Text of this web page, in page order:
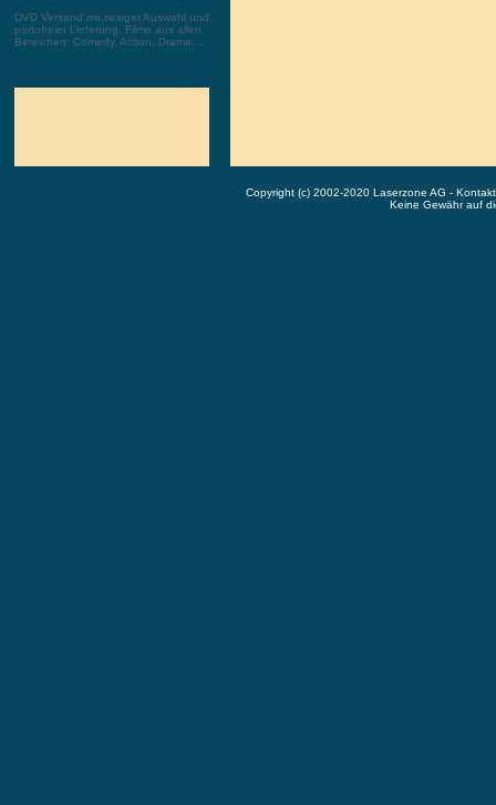
DVD Versand mit riesiger Auswahl und
portofreier Lieferung. Filme aus allen
Bereichen: Comedy, Action, Drama, ...
Copyright (c) 2002-2020 Laserzone AG -
Keine Gewähr auf